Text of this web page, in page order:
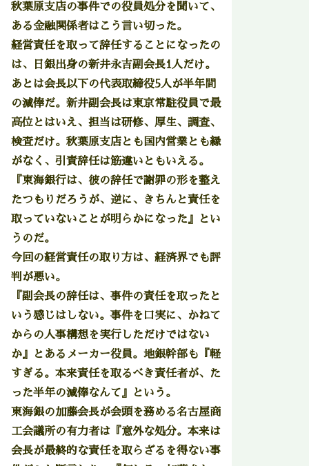
秋葉原支店の事件での役員処分を聞いて、
ある金融関係者はこう言い切った。
経営責任を取って辞任することになったの
は、日銀出身の新井永吉副会長1人だけ。
あとは会長以下の代表取締役5人が半年間
の減俸だ。新井副会長は東京常駐役員で最
高位とはいえ、担当は研修、厚生、調査、
検査だけ。秋葉原支店とも国内営業とも縁
がなく、引責辞任は筋違いともいえる。
『東海銀行は、彼の辞任で謝罪の形を整え
たつもりだろうが、逆に、きちんと責任を
取っていないことが明らかになった』とい
うのだ。
今回の経営責任の取り方は、経済界でも評
判が悪い。
『副会長の辞任は、事件の責任を取ったと
いう感じはしない。事件を口実に、かねて
からの人事構想を実行しただけではない
か』とあるメーカー役員。地銀幹部も『軽
すぎる。本来責任を取るべき責任者が、た
った半年の減俸なんて』という。
東海銀の加藤会長が会頭を務める名古屋商
工会議所の有力者は『意外な処分。本来は
会長が最終的な責任を取らざるを得ない事